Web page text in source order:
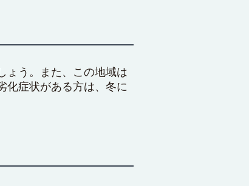
ょう。また、この地域は
化症状がある方は、冬に